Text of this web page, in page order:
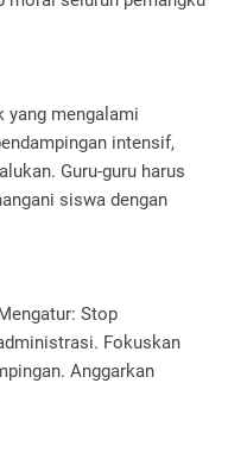
yang mengalami
intensif,
Guru-guru harus
siswa dengan
Stop
Fokuskan
Anggarkan